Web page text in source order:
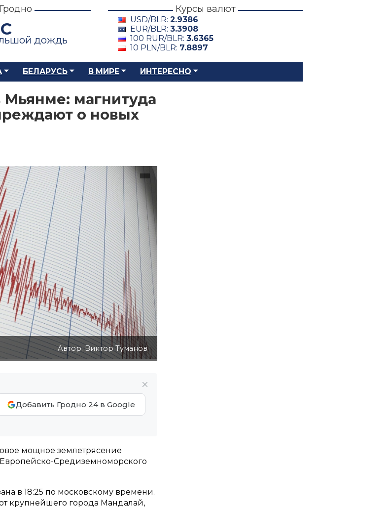
дождь
Курсы валют
USD/BLR: 2.9386
EUR/BLR: 3.3908
100 RUR/BLR: 3.6365
10 PLN/BLR: 7.8897
БЕЛАРУСЬ В МИРЕ ИНТЕРЕСНО
магнитуда
о новых
Автор: Виктор Туманов
Добавить Гродно 24 в Google
мощное землетрясение
Средиземноморского
в 18:25 по московскому времени.
крупнейшего города Мандалай,